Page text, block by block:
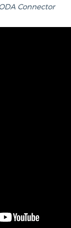
Connector